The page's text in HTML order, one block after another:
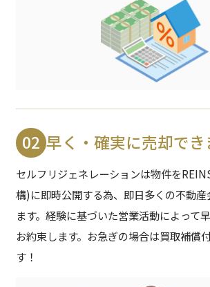
02 早く・確実に売却でき
セルフリジェネレーションは物件を
構)に即時公開する為、即日多くの不動産
ます。 経験に基づいた営業活動によって
お約束します。お急ぎの場合は買取補償
す！